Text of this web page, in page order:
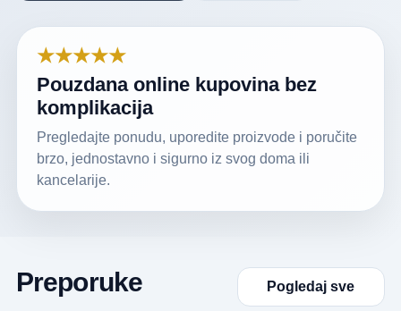
★★★★★
Pouzdana online kupovina bez
komplikacija
Pregledajte ponudu, uporedite proizvode i poručite
brzo, jednostavno i sigurno iz svog doma ili
kancelarije.
Preporuke Pogledaj sve